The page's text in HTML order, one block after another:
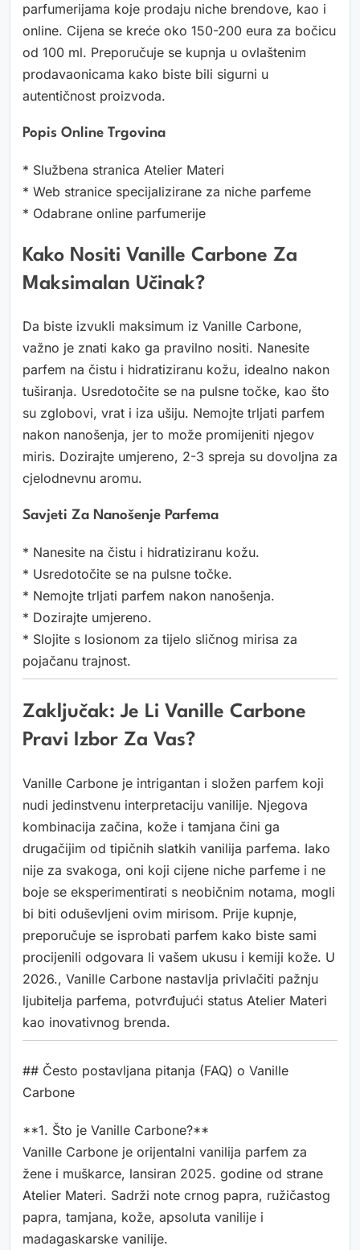
parfumerijama koje prodaju niche brendove, kao i
online. Cijena se kreće oko 150-200 eura za bočicu
od 100 ml. Preporučuje se kupnja u ovlaštenim
prodavaonicama kako biste bili sigurni u
autentičnost proizvoda.
Popis Online Trgovina
* Službena stranica Atelier Materi
* Web stranice specijalizirane za niche parfeme
* Odabrane online parfumerije
Kako Nositi Vanille Carbone Za
Maksimalan Učinak?
Da biste izvukli maksimum iz Vanille Carbone,
važno je znati kako ga pravilno nositi. Nanesite
parfem na čistu i hidratiziranu kožu, idealno nakon
tuširanja. Usredotočite se na pulsne točke, kao što
su zglobovi, vrat i iza ušiju. Nemojte trljati parfem
nakon nanošenja, jer to može promijeniti njegov
miris. Dozirajte umjereno, 2-3 spreja su dovoljna za
cjelodnevnu aromu.
Savjeti Za Nanošenje Parfema
* Nanesite na čistu i hidratiziranu kožu.
* Usredotočite se na pulsne točke.
* Nemojte trljati parfem nakon nanošenja.
* Dozirajte umjereno.
* Slojite s losionom za tijelo sličnog mirisa za
pojačanu trajnost.
Zaključak: Je Li Vanille Carbone
Pravi Izbor Za Vas?
Vanille Carbone je intrigantan i složen parfem koji
nudi jedinstvenu interpretaciju vanilije. Njegova
kombinacija začina, kože i tamjana čini ga
drugačijim od tipičnih slatkih vanilija parfema. Iako
nije za svakoga, oni koji cijene niche parfeme i ne
boje se eksperimentirati s neobičnim notama, mogli
bi biti oduševljeni ovim mirisom. Prije kupnje,
preporučuje se isprobati parfem kako biste sami
procijenili odgovara li vašem ukusu i kemiji kože. U
2026., Vanille Carbone nastavlja privlačiti pažnju
ljubitelja parfema, potvrđujući status Atelier Materi
kao inovativnog brenda.
## Često postavljana pitanja (FAQ) o Vanille
Carbone
**1. Što je Vanille Carbone?**
Vanille Carbone je orijentalni vanilija parfem za
žene i muškarce, lansiran 2025. godine od strane
Atelier Materi. Sadrži note crnog papra, ružičastog
papra, tamjana, kože, apsoluta vanilije i
madagaskarske vanilije.